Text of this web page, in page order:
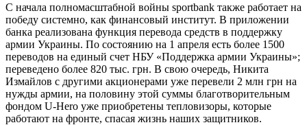
С начала полномасштабной войны sportbank также работает на
победу системно, как финансовый институт. В приложении
банка реализована функция перевода средств в поддержку
армии Украины. По состоянию на 1 апреля есть более 1500
переводов на единый счет НБУ «Поддержка армии Украины»;
переведено более 820 тыс. грн. В свою очередь, Никита
Измайлов с другими акционерами уже перевели 2 млн грн на
нужды армии, на половину этой суммы благотворительным
фондом U-Hero уже приобретены тепловизоры, которые
работают на фронте, спасая жизнь наших защитников.